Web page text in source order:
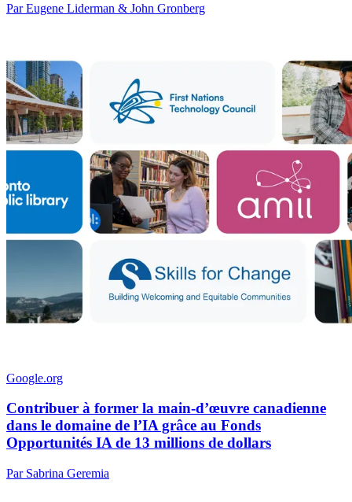
Par Eugene Liderman & John Gronberg
Google.org
Contribuer à former la main-d’œuvre canadienne
dans le domaine de l’IA grâce au Fonds
Opportunités IA de 13 millions de dollars
Par Sabrina Geremia